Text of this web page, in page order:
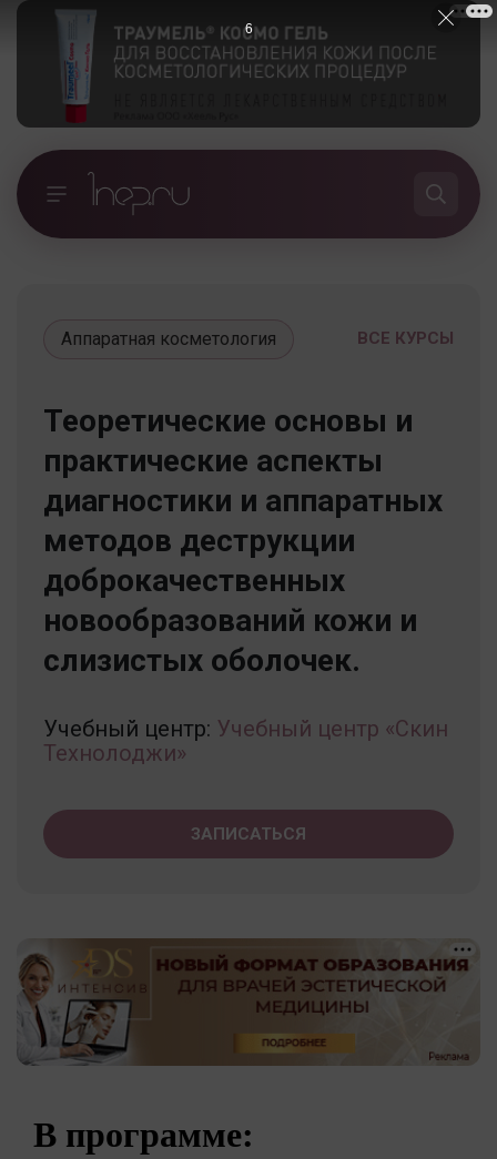
ВСЕ КУРСЫ
Аппаратная косметология
Теоретические основы и
практические аспекты
диагностики и аппаратных
методов деструкции
доброкачественных
новообразований кожи и
слизистых оболочек.
Учебный центр: Учебный центр «Скин
Технолоджи»
ЗАПИСАТЬСЯ
В программе:
5